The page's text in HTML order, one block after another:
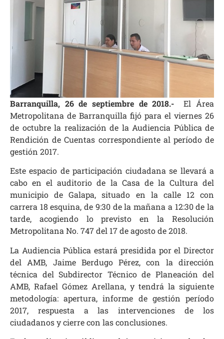
Barranquilla, 26 de septiembre de 2018.-
El Área
Metropolitana de Barranquilla fijó para el viernes 26
de octubre la realización de la Audiencia Pública de
Rendición de Cuentas correspondiente al período de
gestión 2017.
Este espacio de participación ciudadana se llevará a
cabo en el auditorio de la Casa de la Cultura del
municipio de Galapa, situado en la calle 12 con
carrera 18 esquina, de 9:30 de la mañana a 12:30 de la
tarde, acogiendo lo previsto en la Resolución
Metropolitana No. 747 del 17 de agosto de 2018.
La Audiencia Pública estará presidida por el Director
del AMB, Jaime Berdugo Pérez, con la dirección
técnica del Subdirector Técnico de Planeación del
AMB, Rafael Gómez Arellana, y tendrá la siguiente
metodología: apertura, informe de gestión período
2017, respuesta a las intervenciones de los
ciudadanos y cierre con las conclusiones.